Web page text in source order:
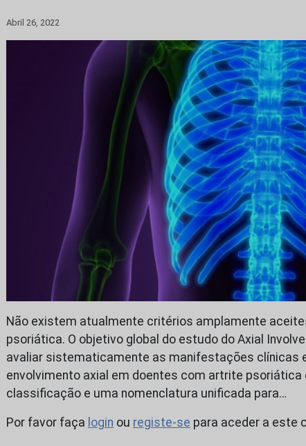
Abril 26, 2022
Não existem atualmente critérios amplamente
psoriática. O objetivo global do estudo do Axial
avaliar sistematicamente as manifestações clínicas
envolvimento axial em doentes com artrite psoriática
classificação e uma nomenclatura unificada para…
Por favor faça login ou registe-se para aceder a este